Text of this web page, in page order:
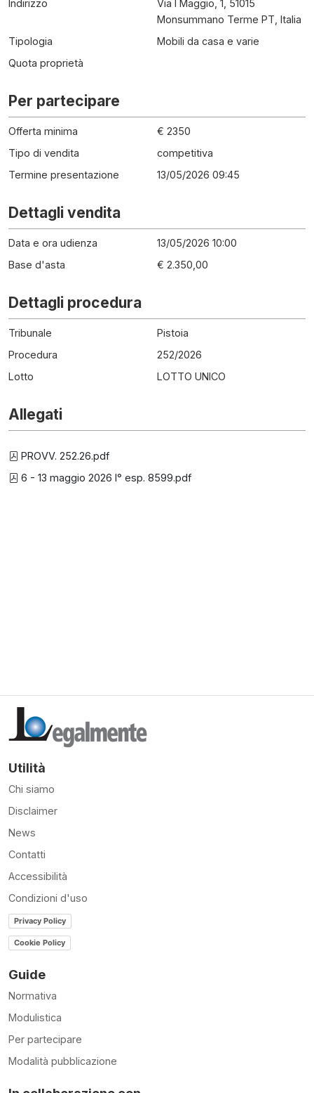
Indirizzo
Via I Maggio, 1, 51015
Monsummano Terme PT, Italia
Tipologia
Mobili da casa e varie
Quota proprietà
Per partecipare
Offerta minima
€ 2350
Tipo di vendita
competitiva
Termine presentazione
13/05/2026 09:45
Dettagli vendita
Data e ora udienza
13/05/2026 10:00
Base d'asta
€ 2.350,00
Dettagli procedura
Tribunale
Pistoia
Procedura
252/2026
Lotto
LOTTO UNICO
Allegati
PROVV. 252.26.pdf
6 - 13 maggio 2026 I° esp. 8599.pdf
Utilità
Chi siamo
Disclaimer
News
Contatti
Accessibilità
Condizioni d'uso
Privacy Policy
Cookie Policy
Guide
Normativa
Modulistica
Per partecipare
Modalità pubblicazione